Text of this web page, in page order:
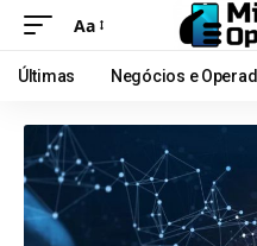
Aa
Últimas Negócios e